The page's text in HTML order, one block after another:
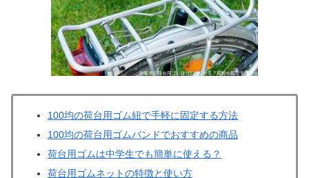
100均の荷台用ゴム紐で手軽に固定する方法
100均の荷台用ゴムバンドでおすすめの商品
荷台用ゴムは中学生でも簡単に使える？
荷台用ゴムネットの特徴と使い方